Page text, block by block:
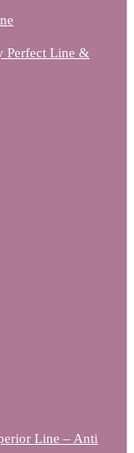
Perfect Line &
Line – Anti